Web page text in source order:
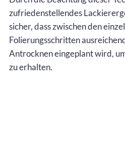
zufriedenstellendes
sicher, dass zwischen den
Folierungsschritten
Antrocknen eingeplant wird,
zu erhalten.